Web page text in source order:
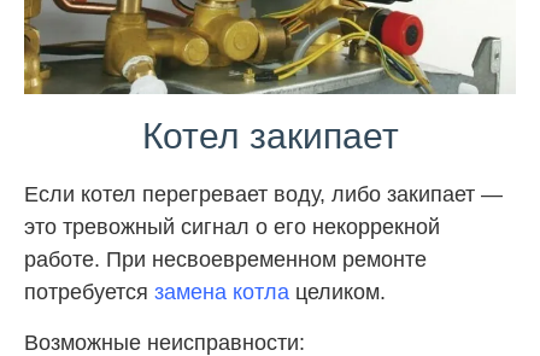
Котел закипает
Если котел перегревает воду, либо закипает —
это тревожный сигнал о его некоррекной
работе. При несвоевременном ремонте
потребуется замена котла целиком.
Возможные неисправности: